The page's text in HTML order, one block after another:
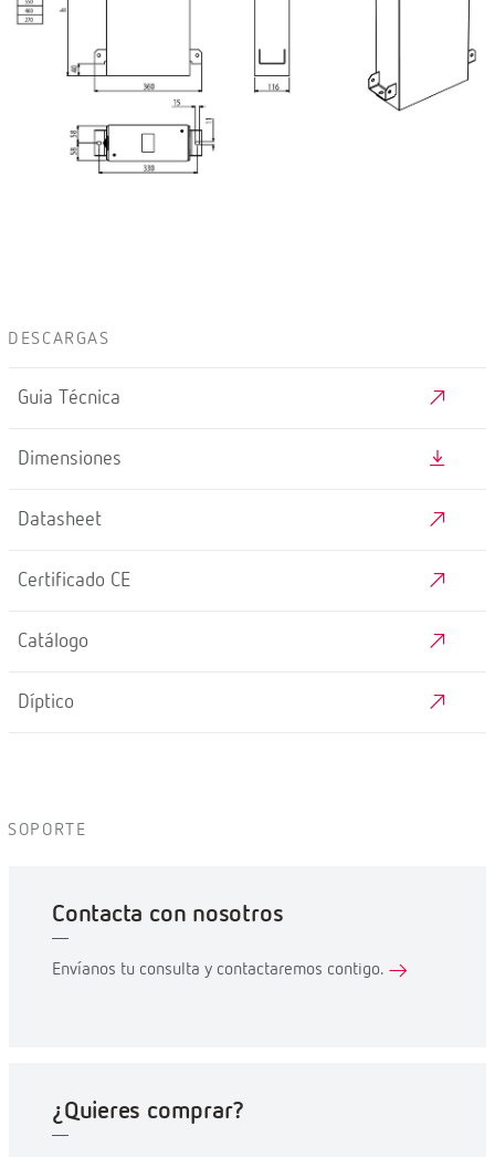
DESCARGAS
Guia Técnica
Dimensiones
Datasheet
Certificado CE
Catálogo
Díptico
SOPORTE
Contacta con nosotros
Envíanos tu consulta y contactaremos contigo.
¿Quieres comprar?